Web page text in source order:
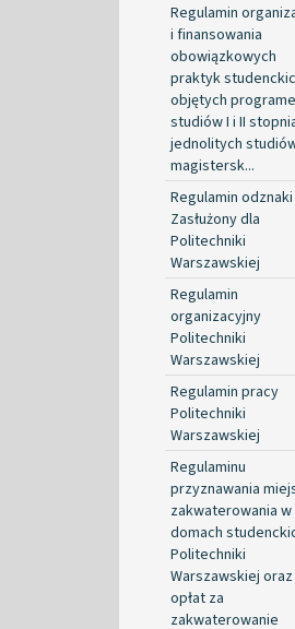
Regulamin
i finansowania
obowiązkowych
praktyk
objętych
studiów I i II
jednolitych
magistersk...
Regulamin odznaki
Zasłużony dla
Politechniki
Warszawskiej
Regulamin
organizacyjny
Politechniki
Warszawskiej
Regulamin pracy
Politechniki
Warszawskiej
Regulaminu
przyznawania
zakwaterowania w
domach
Politechniki
Warszawskiej oraz
opłat za
zakwaterowanie